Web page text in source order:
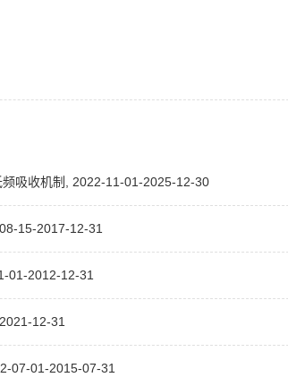
频吸收机制, 2022-11-01-2025-12-30
15-2017-12-31
01-2012-12-31
12-31
07-01-2015-07-31